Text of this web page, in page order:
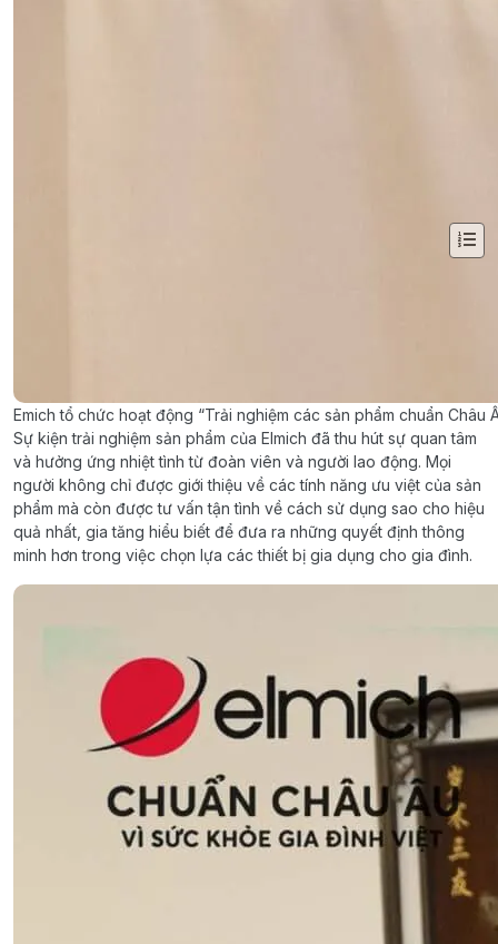
Emich tổ chức hoạt động “Trải nghiệm các sản phẩm chuẩn
Sự kiện trải nghiệm sản phẩm của Elmich đã thu hút sự quan tâm
và hưởng ứng nhiệt tình từ đoàn viên và người lao động. Mọi
người không chỉ được giới thiệu về các tính năng ưu việt của sản
phẩm mà còn được tư vấn tận tình về cách sử dụng sao cho hiệu
quả nhất, gia tăng hiểu biết để đưa ra những quyết định thông
minh hơn trong việc chọn lựa các thiết bị gia dụng cho gia đình.